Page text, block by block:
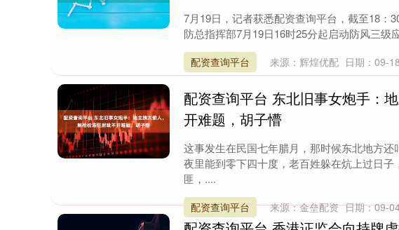
7月19日，记者获悉配资查询平台，截至18：
防总指挥部7月19日16时25分起启动防风三级
配资查询平台 来源：辉煌优配 日期：09-18
配资查询平台 东北旧事女炮手：
开难题，胡子懵
这事发生在民国七年腊月，那时候东北地方
夜里能到零下四十度，老百姓躲在炕上过日
匪，....
配资查询平台 来源：金垒配资 日期：09-